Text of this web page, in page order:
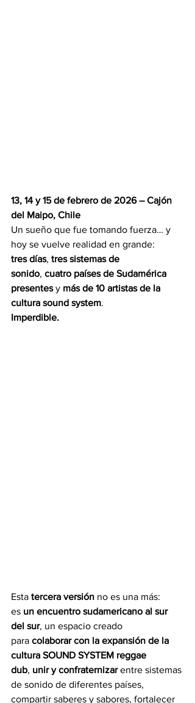
13, 14 y 15 de febrero de 2026 – Cajón
del Maipo, Chile
Un sueño que fue tomando fuerza… y
hoy se vuelve realidad en grande:
tres días, tres sistemas de
sonido, cuatro países de Sudamérica
presentes y más de 10 artistas de la
cultura sound system.
Imperdible.
Esta tercera versión no es una más:
es un encuentro sudamericano al sur
del sur, un espacio creado
para colaborar con la expansión de la
cultura SOUND SYSTEM reggae
dub, unir y confraternizar entre sistemas
de sonido de diferentes países,
compartir saberes y sabores, fortalecer